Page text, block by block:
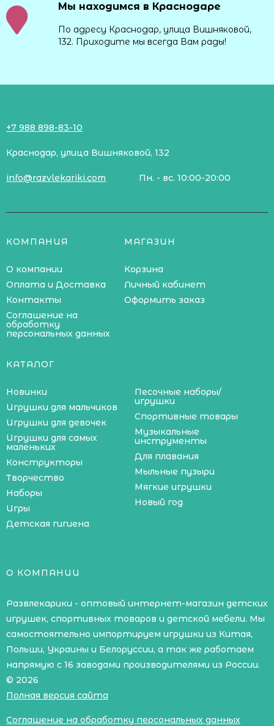
Мы находимся в Краснодаре
По адресу Краснодар, улица Вишняковой,
132. Приходите мы всегда Вам рады!
+7 988 898-83-10
Краснодар, улица Вишняковой, 132
info@razvlekariki.com Пн. - вс. 10:00-20:00
КОМПАНИЯ
О компании
Оплата и Доставка
Контакты
Соглашение на
обработку
персональных данных
МАГАЗИН
Корзина
Личный кабинет
Оформить заказ
КАТАЛОГ
Новинки
Игрушки для мальчиков
Игрушки для девочек
Игрушки для самых
маленьких
Конструкторы
Творчество
Наборы
Игры
Детская гигиена
Песочные наборы/
игрушки
Спортивные товары
Музыкальные
инструменты
Для плавания
Мыльные пузыри
Мягкие игрушки
Новый год
О КОМПАНИИ
Развлекарики - оптовый интернет-магазин детских
игрушек, спортивных товаров и детской мебели. Мы
самостоятельно импортируем игрушки из Китая,
Польши, Украины и Белоруссии, а так же работаем
напрямую с 16 заводами производителями из России.
© 2026
Полная версия сайта
Соглашение на обработку персональных данных